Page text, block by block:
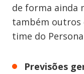
de forma ainda
também outros
time do
Previsões